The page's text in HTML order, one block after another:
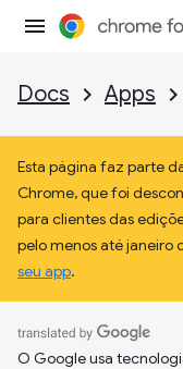
Docs Apps
Esta página faz parte
Chrome, que foi
para clientes das
pelo menos até janeiro
seu app.
O Google usa